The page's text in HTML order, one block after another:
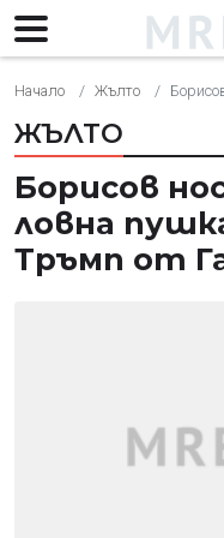
Начало Жълто Борисов
ЖЪЛТО
Борисов
ловна
Тръмп от